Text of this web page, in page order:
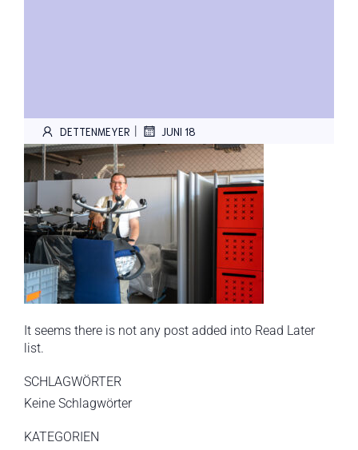
DETTENMEYER | JUNI 18
It seems there is not any post added into Read Later
list.
SCHLAGWÖRTER
Keine Schlagwörter
KATEGORIEN